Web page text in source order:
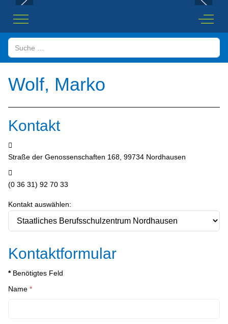
Mobile Menu Toggle Off-
Suchen
Wolf, Marko
Kontakt
Straße der Genossenschaften 168, 99734 Nordhausen
(0 36 31) 92 70 33
Kontakt auswählen:
Kontaktformular
*Benötigtes Feld
Name *